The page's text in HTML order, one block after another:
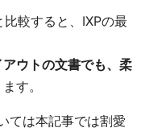
較すると、IXPの最
ウトの文書でも、柔
す。
ては本記事では割愛